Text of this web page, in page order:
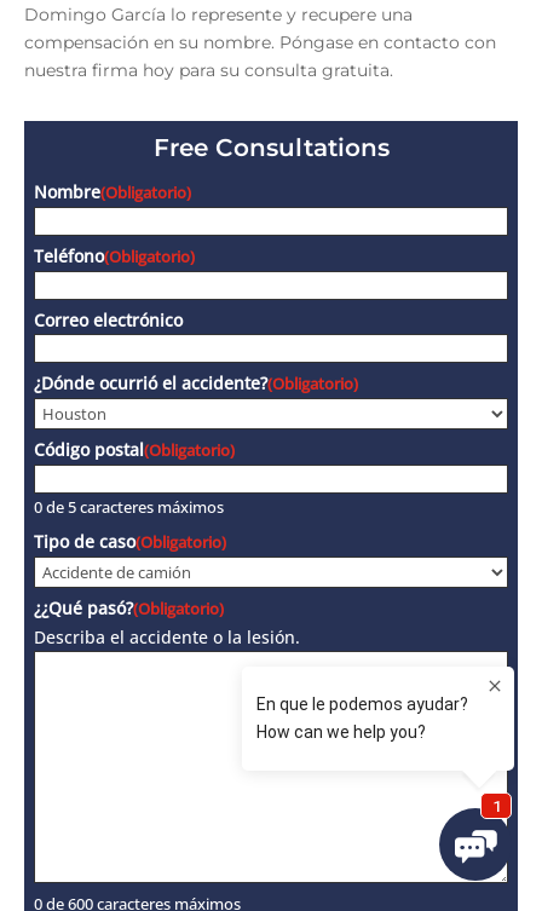
Domingo García lo represente y recupere una
compensación en su nombre. Póngase en contacto con
nuestra firma hoy para su consulta gratuita.
Free Consultations
Nombre(Obligatorio)
Teléfono(Obligatorio)
Correo electrónico
¿Dónde ocurrió el accidente?(Obligatorio)
Código postal(Obligatorio)
0 de 5 caracteres máximos
Tipo de caso(Obligatorio)
¿¿Qué pasó?(Obligatorio)
Describa el accidente o la lesión.
0 de 600 caracteres máximos